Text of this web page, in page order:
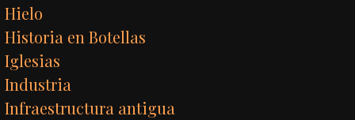
Hielo
Historia en Botellas
Iglesias
Industria
Infraestructura antigua